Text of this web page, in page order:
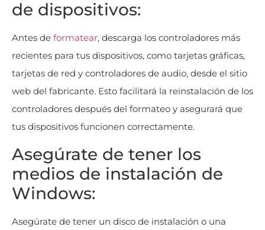
de dispositivos:
Antes de formatear, descarga los controladores más
recientes para tus dispositivos, como tarjetas gráficas,
tarjetas de red y controladores de audio, desde el sitio
web del fabricante. Esto facilitará la reinstalación de los
controladores después del formateo y asegurará que
tus dispositivos funcionen correctamente.
Asegúrate de tener los
medios de instalación de
Windows:
Asegúrate de tener un disco de instalación o una